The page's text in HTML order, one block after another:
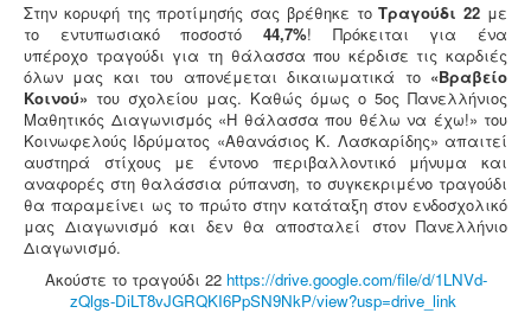
Στην κορυφή της προτίμησής σας βρέθηκε τοΤραγούδι 22 με
το εντυπωσιακό ποσοστό 44,7%! Πρόκειται για ένα
υπέροχο τραγούδι για τη θάλασσα που κέρδισε τις καρδιές
όλων μας και του απονέμεται δικαιωματικά το «Βραβείο
Κοινού» του σχολείου μας. Καθώς όμως ο 5ος Πανελλήνιος
Μαθητικός Διαγωνισμός «Η θάλασσα που θέλω να έχω!» του
Κοινωφελούς Ιδρύματος «Αθανάσιος Κ. Λασκαρίδης» απαιτεί
αυστηρά στίχους με έντονο περιβαλλοντικό μήνυμα και
αναφορές στη θαλάσσια ρύπανση, το συγκεκριμένο τραγούδι
θα παραμείνει ως το πρώτο στην κατάταξη στον ενδοσχολικό
μας Διαγωνισμό και δεν θα αποσταλεί στον Πανελλήνιο
Διαγωνισμό.
Ακούστε το τραγούδι 22 https://drive.google.com/file/d/1LNVd-
zQlgs-DiLT8vJGRQKI6PpSN9NkP/view?usp=drive_link